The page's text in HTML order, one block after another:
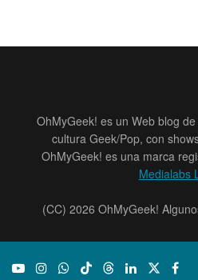
OhMyGeek! es un Web blog
cultura Geek/Pop, con
OhMyGeek! es una marca
Medialabs
(CC) 2026 OhMyGeek!